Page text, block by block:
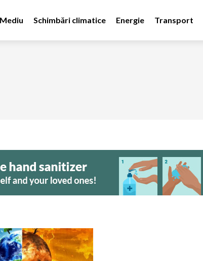
Mediu Schimbări climatice Energie Transport